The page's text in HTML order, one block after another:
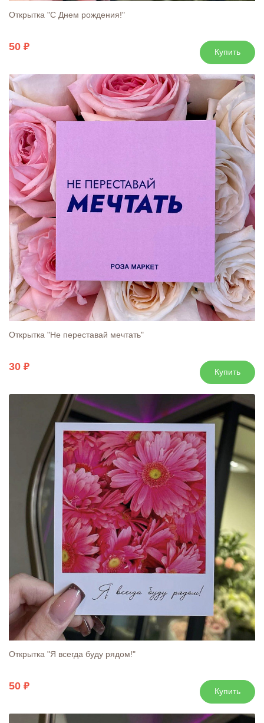
Открытка "С Днем рождения!"
50 Купить
Открытка "Не переставай мечтать"
30 Купить
Открытка "Я всегда буду рядом!"
50 Купить